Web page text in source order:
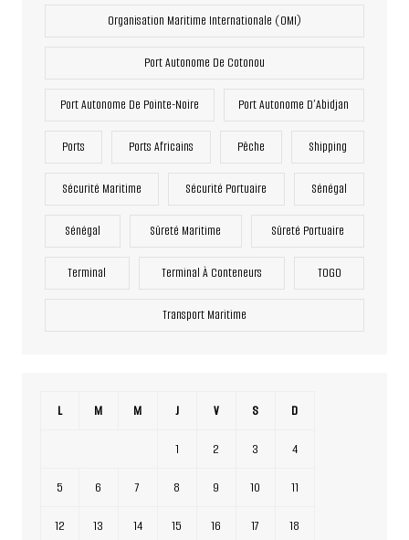
Organisation Maritime Internationale (OMI)
Port Autonome De Cotonou
Port Autonome De Pointe-Noire Port Autonome D’Abidjan
Ports Ports Africains Pêche Shipping
Sécurité Maritime Sécurité Portuaire Sénégal
Sénégal Sûreté Maritime Sûreté Portuaire
Terminal Terminal À Conteneurs TOGO
Transport Maritime
L M M J V S D
1 2 3 4
5 6 7 8 9 10 11
12 13 14 15 16 17 18